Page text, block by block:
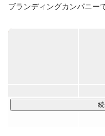
ブランディングカンパニー
東京・福岡・大阪・名古屋
・デジタルソリューション